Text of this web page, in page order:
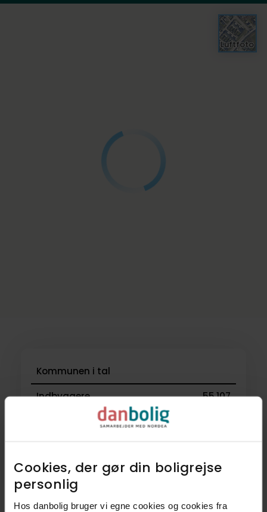
Cookies, der gør din boligrejse
personlig​
Hos danbolig bruger vi egne cookies og cookies fra
Luftfoto
Kommunen i tal
Indbyggere
55.107
Skatteprocent
Kirkeskat
0,95%